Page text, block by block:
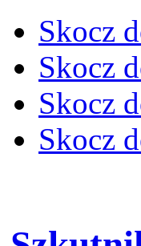
Skocz
Skocz
Skocz
Skocz